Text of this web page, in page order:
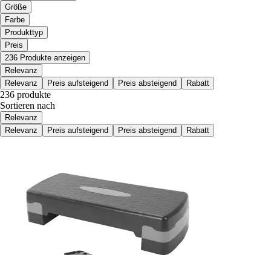
Größe
Farbe
Produkttyp
Preis
236 Produkte anzeigen
Relevanz
Relevanz
Preis aufsteigend Preis absteigend Rabatt
236 produkte
Sortieren nach
Relevanz
Relevanz
Preis aufsteigend Preis absteigend Rabatt